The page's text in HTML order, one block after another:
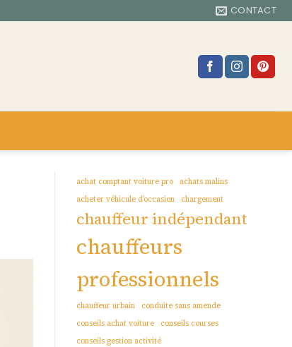
CONTACT
achat comptant voiture pro
achats malins
acheter véhicule d’occasion
chargement
chauffeur indépendant
chauffeurs
professionnels
chauffeur urbain
conduite sans amende
conseils achat voiture
conseils courses
conseils gestion activité